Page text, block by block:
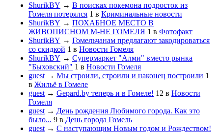
ShurikBY → В поисках покемона подросток из
Гомеля потерялся 1 в Криминальные новости
ShurikBY → ПОХАБНОЕ МЕСТО В
ЖИВОПИСНОМ М-НЕ ГОМЕЛЯ 1 в Фотофакт
ShurikBY → Гомельчанам предлагают закодироваться
со скидкой 1 в Новости Гомеля
ShurikBY → Супермаркет "Алми" вместо рынка
"Быховский" 1 в Новости Гомеля
guest → Мы строили, строили и наконец построили 1
в Жильё в Гомеле
guest → Gepard.by теперь и в Гомеле! 12 в Новости
Гомеля
guest → День рождения Любимого города. Как это
было... 9 в День города Гомель
guest → С наступающим Новым годом и Рождеством!